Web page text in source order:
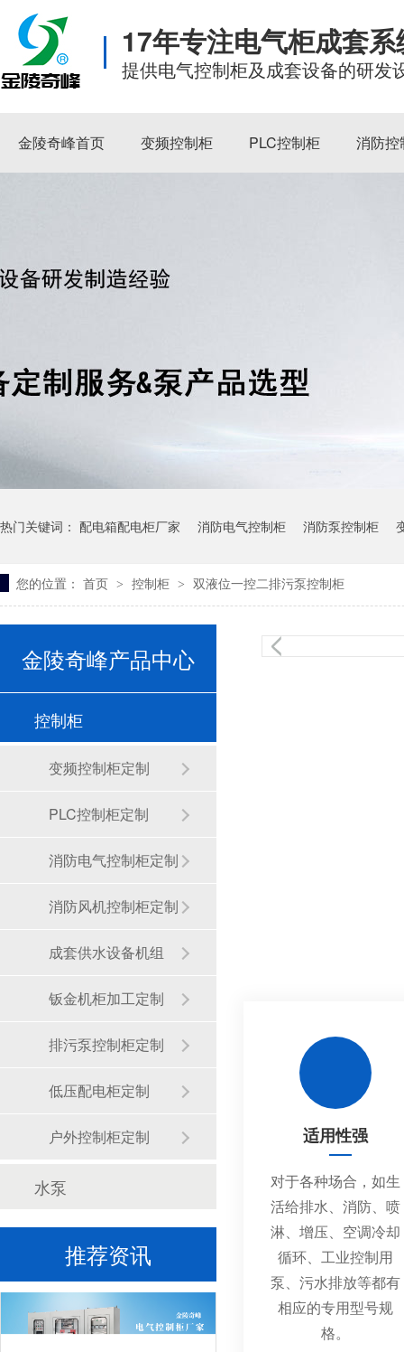
17年专注电气柜成套
提供电气控制柜及成套设备的研发
金陵奇峰首页 变频控制柜 PLC控制柜 消防控
热门关键词： 配电箱配电柜厂家 消防电气控制柜 消防泵控制柜
您的位置： 首页 > 控制柜 > 双液位一控二排污泵控制柜
适用性强
对于各种场合，如生
活给排水、消防、喷
淋、增压、空调冷却
循环、工业控制用
泵、污水排放等都有
相应的专用型号规
格。
金陵奇峰产品中心
控制柜
变频控制柜定制
PLC控制柜定制
消防电气控制柜定制
消防风机控制柜定制
成套供水设备机组
钣金机柜加工定制
排污泵控制柜定制
低压配电柜定制
户外控制柜定制
水泵
推荐资讯
消防电气控制设备，金陵奇峰带消防证书厂家